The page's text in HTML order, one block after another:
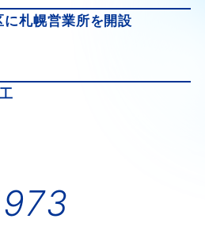
札幌営業所を開設